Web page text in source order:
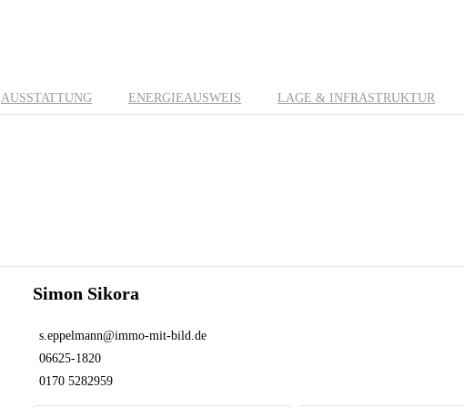
AUSSTATTUNG ENERGIEAUSWEIS LAGE & INFRASTRUKTUR
Simon Sikora
s.eppelmann@immo-mit-bild.de
06625-1820
0170 5282959